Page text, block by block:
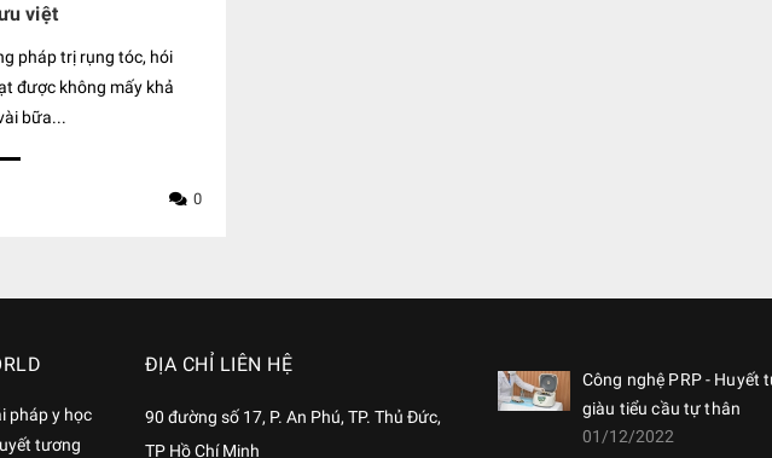
việt
pháp trị rụng tóc, hói
được không mấy khả
bữa...
0
pháp y học
tương
ĐỊA CHỈ LIÊN HỆ
90 đường số 17, P. An Phú, TP. Thủ Đức,
TP Hồ Chí Minh
Công nghệ PRP - Huyết
giàu tiểu cầu tự thân
01/12/2022